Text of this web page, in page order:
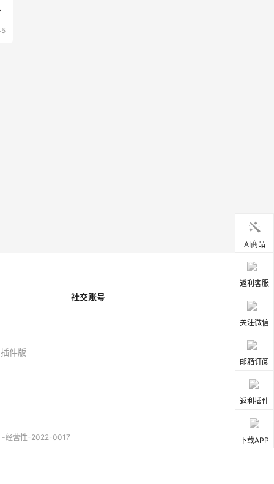
AI商品
返利客服
关注微信
邮箱订阅
返利插件
下载APP
件版
社交账号
-经营性-2022-0017